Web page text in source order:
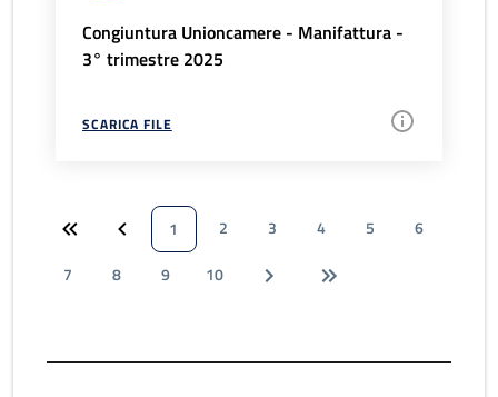
Congiuntura Unioncamere - Manifattura -
3° trimestre 2025
SCARICA FILE
1 2 3 4 5
6
7
8 9 10